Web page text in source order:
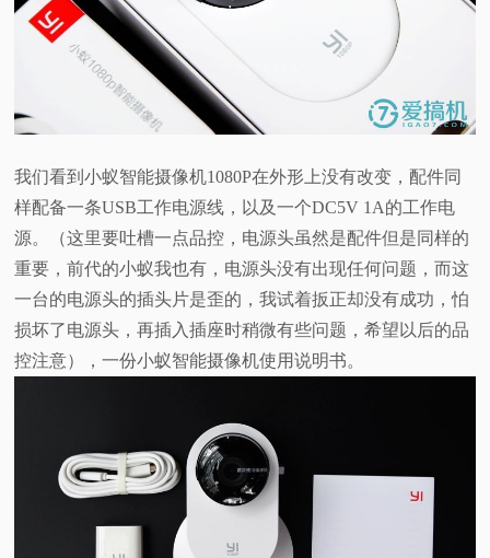
我们看到小蚁智能摄像机1080P在外形上没有改变，配件同
样配备一条USB工作电源线，以及一个DC5V 1A的工作电
源。（这里要吐槽一点品控，电源头虽然是配件但是同样的
重要，前代的小蚁我也有，电源头没有出现任何问题，而这
一台的电源头的插头片是歪的，我试着扳正却没有成功，怕
损坏了电源头，再插入插座时稍微有些问题，希望以后的品
控注意），一份小蚁智能摄像机使用说明书。